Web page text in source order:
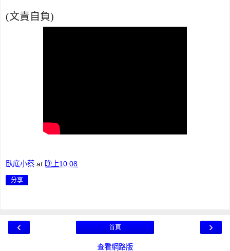
(文責自負)
臥底小蔡 at 晚上10:08
分享
‹ ›
首頁
查看網路版